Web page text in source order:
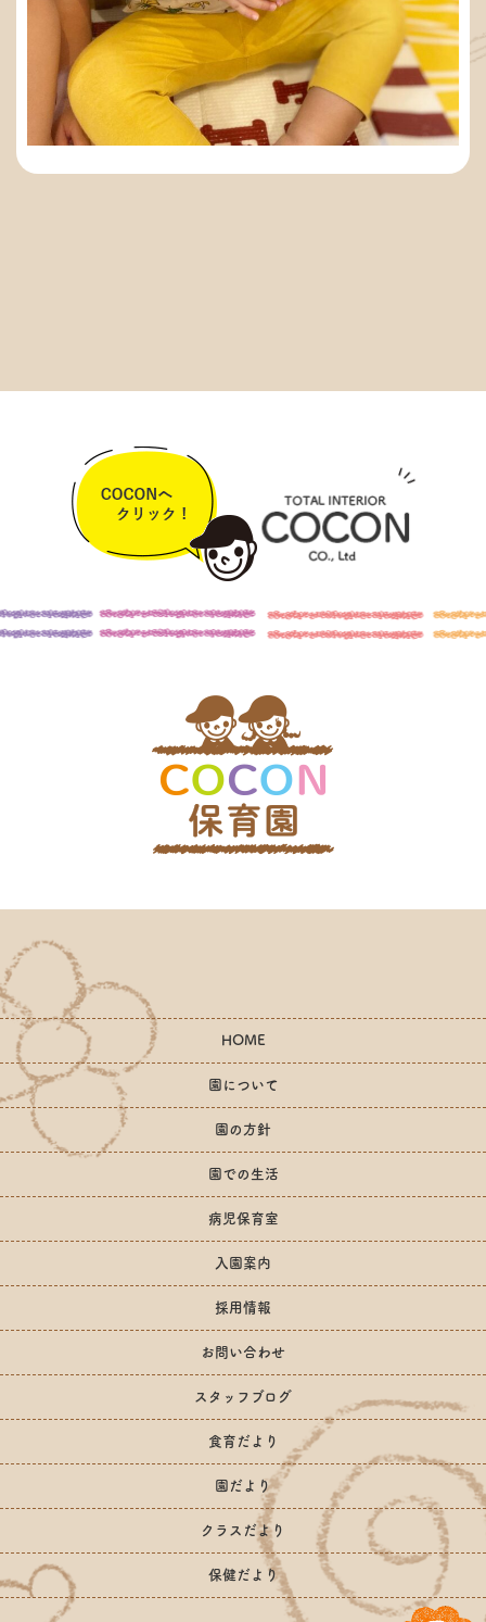
HOME
園について
園の方針
園での生活
病児保育室
入園案内
採用情報
お問い合わせ
スタッフブログ
食育だより
園だより
クラスだより
保健だより